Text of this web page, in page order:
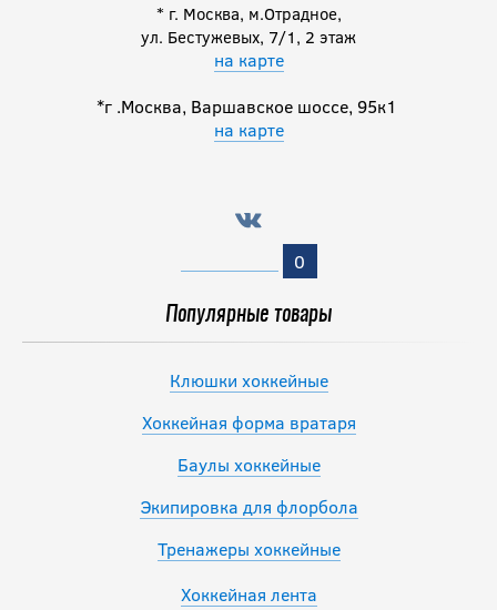
* г. Москва, м.Отрадное,
ул. Бестужевых, 7/1, 2 этаж
на карте
*г .Москва, Варшавское шоссе, 95к1
на карте
0
Популярные товары
Клюшки хоккейные
Хоккейная форма вратаря
Баулы хоккейные
Экипировка для флорбола
Тренажеры хоккейные
Хоккейная лента